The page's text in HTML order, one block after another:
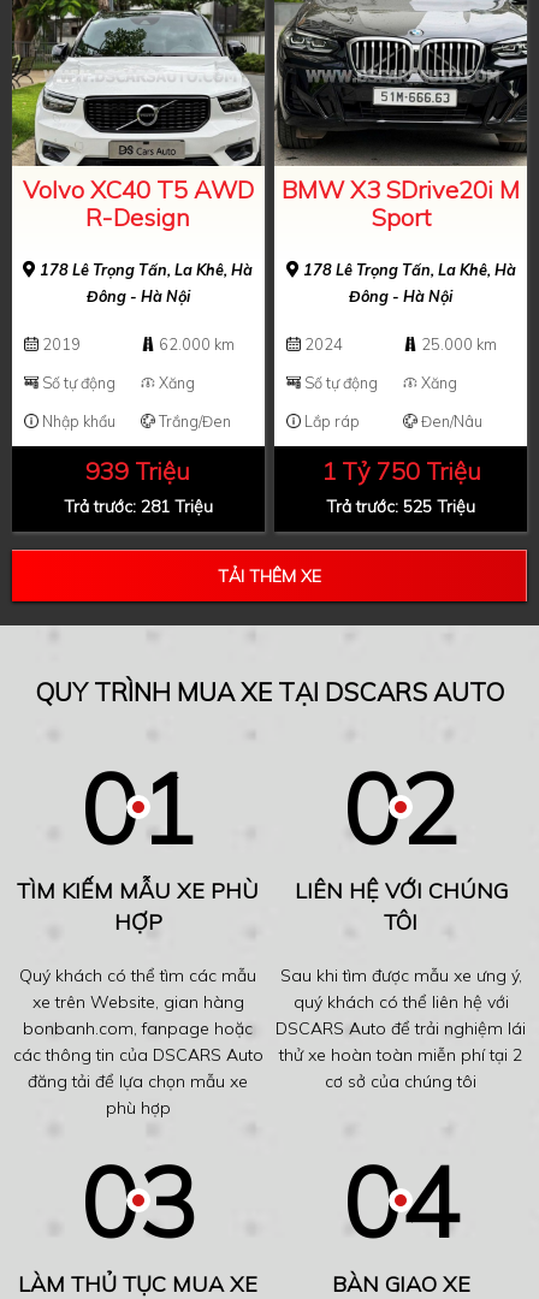
Volvo XC40 T5 AWD
R-Design
178 Lê Trọng Tấn, La Khê, Hà
Đông - Hà Nội
2019
62.000 km
Số tự động
Xăng
Nhập khẩu
Trắng/Đen
939 Triệu
Trả trước: 281 Triệu
BMW X3 SDrive20i M
Sport
178 Lê Trọng Tấn, La Khê, Hà
Đông - Hà Nội
2024
25.000 km
Số tự động
Xăng
Lắp ráp
Đen/Nâu
1 Tỷ 750 Triệu
Trả trước: 525 Triệu
TẢI THÊM XE
QUY TRÌNH MUA XE TẠI DSCARS AUTO
TÌM KIẾM MẪU XE PHÙ
HỢP
Quý khách có thể tìm các mẫu
xe trên Website, gian hàng
bonbanh.com, fanpage hoặc
các thông tin của DSCARS Auto
đăng tải để lựa chọn mẫu xe
phù hợp
LIÊN HỆ VỚI CHÚNG
TÔI
Sau khi tìm được mẫu xe ưng ý,
quý khách có thể liên hệ với
DSCARS Auto để trải nghiệm lái
thử xe hoàn toàn miễn phí tại 2
cơ sở của chúng tôi
LÀM THỦ TỤC MUA XE BÀN GIAO XE